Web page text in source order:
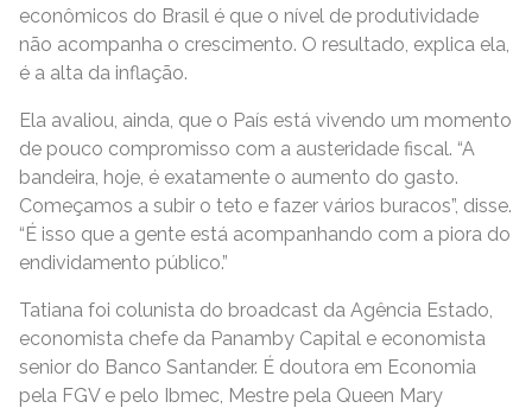
econômicos do Brasil é que o nível de produtividade
não acompanha o crescimento. O resultado, explica ela,
é a alta da inflação.
Ela avaliou, ainda, que o País está vivendo um momento
de pouco compromisso com a austeridade fiscal. “A
bandeira, hoje, é exatamente o aumento do gasto.
Começamos a subir o teto e fazer vários buracos”, disse.
“É isso que a gente está acompanhando com a piora do
endividamento público.”
Tatiana foi colunista do broadcast da Agência Estado,
economista chefe da Panamby Capital e economista
senior do Banco Santander. É doutora em Economia
pela FGV e pelo Ibmec, Mestre pela Queen Mary